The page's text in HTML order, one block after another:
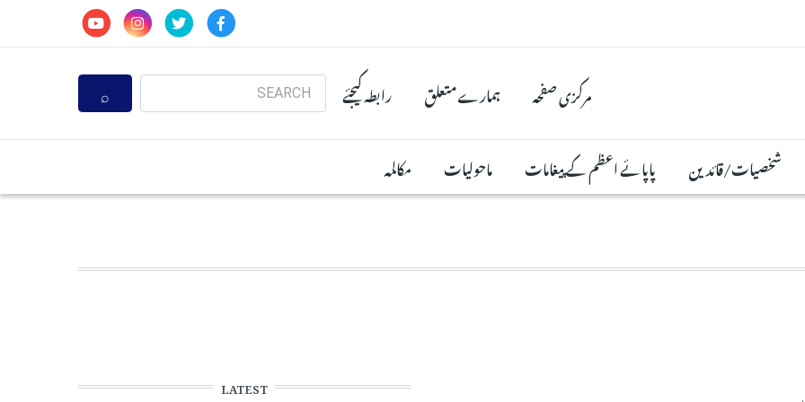
مرکزی صفحہ ہمارے متعلق رابطہ کیجئے
Search
شخصیات/قائدین پاپائے اعظم کے پیغامات ماحولیات مکالمہ
LATEST